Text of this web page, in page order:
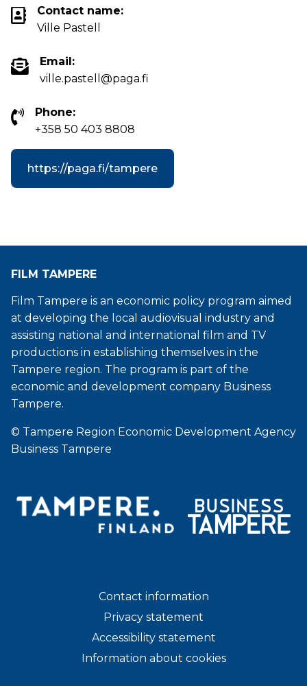
Contact name:
Ville Pastell
Email:
ville.pastell@paga.fi
Phone:
+358 50 403 8808
https://paga.fi/tampere
FILM TAMPERE
Film Tampere is an economic policy program aimed
at developing the local audiovisual industry and
assisting national and international film and TV
productions in establishing themselves in the
Tampere region. The program is part of the
economic and development company Business
Tampere.
© Tampere Region Economic Development Agency
Business Tampere
Contact information
Privacy statement
Accessibility statement
Information about cookies